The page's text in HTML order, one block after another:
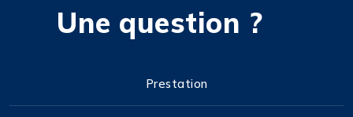
Une question ?
Prestation